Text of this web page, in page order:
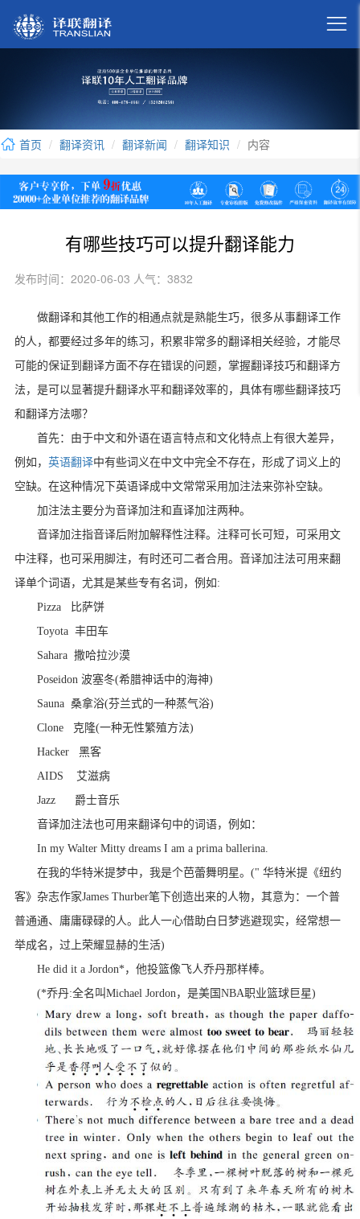

首页 翻译资讯 翻译新闻 翻译知识 内容
有哪些技巧可以提升翻译能力
发布时间：2020-06-03 人气：3832
做翻译和其他工作的相通点就是熟能生巧，很多从事翻译工作
的人，都要经过多年的练习，积累非常多的翻译相关经验，才能尽
可能的保证到翻译方面不存在错误的问题，掌握翻译技巧和翻译方
法，是可以显著提升翻译水平和翻译效率的，具体有哪些翻译技巧
和翻译方法哪？
首先：由于中文和外语在语言特点和文化特点上有很大差异，
例如， 英语翻译中有些词义在中文中完全不存在，形成了词义上的
空缺。在这种情况下英语译成中文常常采用加注法来弥补空缺。
加注法主要分为音译加注和直译加注两种。
音译加注指音译后附加解释性注释。注释可长可短，可采用文
中注释，也可采用脚注，有时还可二者合用。音译加注法可用来翻
译单个词语，尤其是某些专有名词，例如:
Pizza 比萨饼
Toyota 丰田车
Sahara 撒哈拉沙漠
Poseidon 波塞冬(希腊神话中的海神)
Sauna 桑拿浴(芬兰式的一种蒸气浴)
Clone 克隆(一种无性繁殖方法)
Hacker 黑客
AIDS 艾滋病
Jazz 爵士音乐
音译加注法也可用来翻译句中的词语，例如：
In my Walter Mitty dreams I am a prima ballerina.
在我的华特米提梦中，我是个芭蕾舞明星。(" 华特米提《纽约
客》杂志作家James Thurber笔下创造出来的人物，其意为：一个普
普通通、庸庸碌碌的人。此人一心借助白日梦逃避现实，经常想一
举成名，过上荣耀显赫的生活)
He did it a Jordon*，他投篮像飞人乔丹那样棒。
(*乔丹:全名叫Michael Jordon，是美国NBA职业篮球巨星)